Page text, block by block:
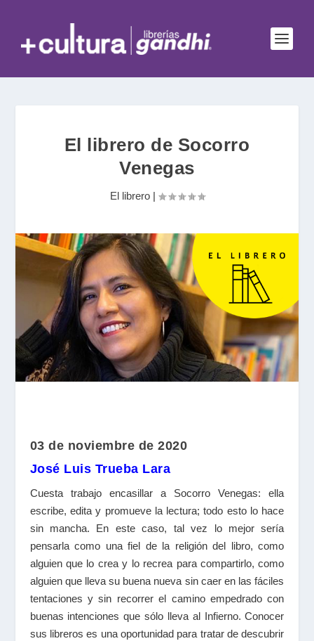
El librero de Socorro
Venegas
El librero|
03 de noviembre de 2020
José Luis Trueba Lara
Cuesta trabajo encasillar a Socorro Venegas: ella
escribe, edita y promueve la lectura; todo esto lo hace
sin mancha. En este caso, tal vez lo mejor sería
pensarla como una fiel de la religión del libro, como
alguien que lo crea y lo recrea para compartirlo, como
alguien que lleva su buena nueva sin caer en las fáciles
tentaciones y sin recorrer el camino empedrado con
buenas intenciones que sólo lleva al Infierno. Conocer
sus libreros es una oportunidad para tratar de descubrir